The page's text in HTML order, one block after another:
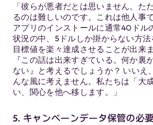
「彼らが悪者だとは思いません。た
るのは難しいのです。これは他人事
アプリのインストールに通常40ドル
状況の中、5ドルしか掛からない方法
目標値を楽々達成させることが出来
『この話は出来すぎている。何か裏
ない』と考えるでしょうか？ いいえ
んな風に考えません。私たちは「大
い、関心を他へ移します。」
5. キャンペーンデータ保管の必